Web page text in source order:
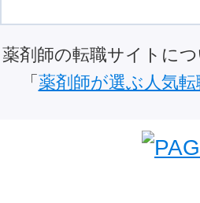
薬剤師の転職サイトに
「 薬剤師が選ぶ人気